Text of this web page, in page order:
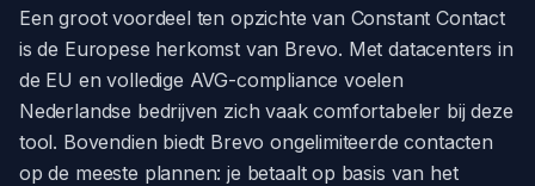
Een groot voordeel ten opzichte van Constant Contact
is de Europese herkomst van Brevo. Met datacenters in
de EU en volledige AVG-compliance voelen
Nederlandse bedrijven zich vaak comfortabeler bij deze
tool. Bovendien biedt Brevo ongelimiteerde contacten
op de meeste plannen: je betaalt op basis van het